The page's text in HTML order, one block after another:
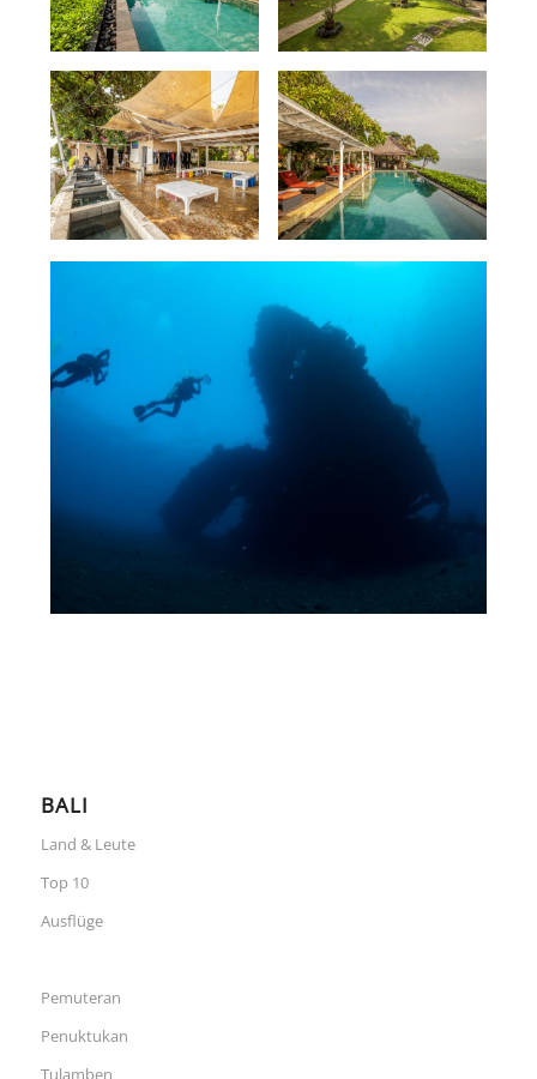
BALI
Land & Leute
Top 10
Ausflüge
Pemuteran
Penuktukan
Tulamben